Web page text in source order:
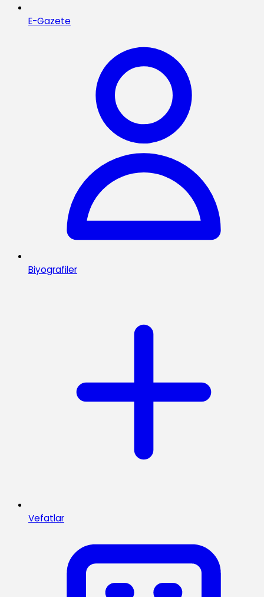
E-Gazete
Biyografiler
Vefatlar